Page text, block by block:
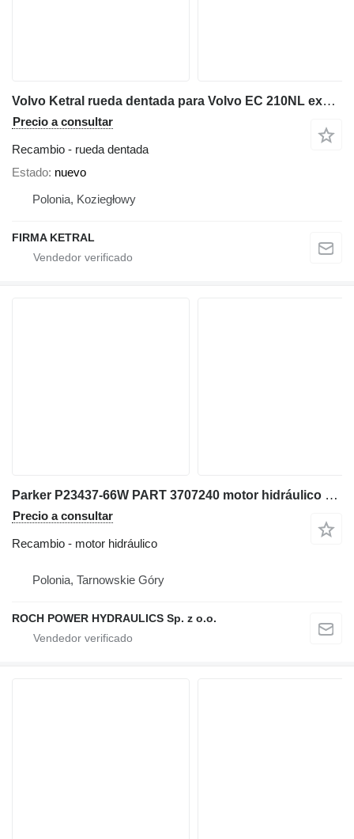
Volvo Ketral rueda dentada para Volvo EC 210NL excavadora
Precio a consultar
Recambio - rueda dentada
Estado nuevo
Polonia, Koziegłowy
FIRMA KETRAL
Parker P23437-66W PART 3707240 motor hidráulico para Volvo excavadora
Precio a consultar
Recambio - motor hidráulico
Polonia, Tarnowskie Góry
ROCH POWER HYDRAULICS Sp. z o.o.